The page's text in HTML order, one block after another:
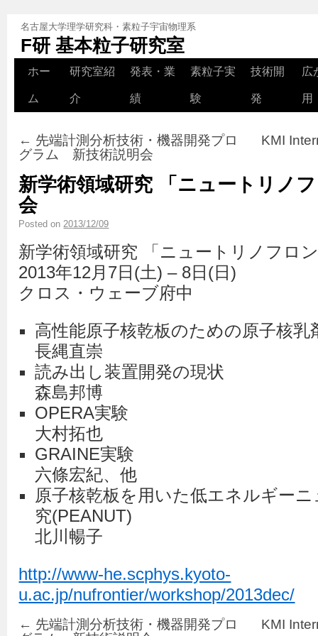
名古屋大学理学研究科・素粒子宇宙物理系
F研 基本粒子研究室
ホー
ム
研究室紹
介
発表・業
績
素粒子実
験
技術開
発
広
用
← 先端計測分析技術・機器開発プロ
グラム 新技術説明会
KMI
新学術領域研究 「ニュートリノ
会
Posted on 2013/12/09
新学術領域研究 「ニュートリノフロ
2013年12月7日(土) – 8日(日)
クロス・ウェーブ府中
高性能原子核乾板のための原子核乳
長縄直崇
読み出し装置開発の現状
森島邦博
OPERA実験
大村拓也
GRAINE実験
六條宏紀、他
原子核乾板を用いた低エネルギー
究(PEANUT)
北川暢子
http://www-he.scphys.kyoto-
u.ac.jp/nufrontier/workshop/2013dec/
← 先端計測分析技術・機器開発プロ
KMI